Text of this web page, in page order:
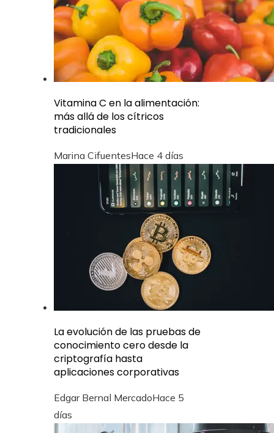
Vitamina C en la alimentación:
más allá de los cítricos
tradicionales
Marina CifuentesHace 4 días
La evolución de las pruebas de
conocimiento cero desde la
criptografía hasta
aplicaciones corporativas
Edgar Bernal MercadoHace 5
días